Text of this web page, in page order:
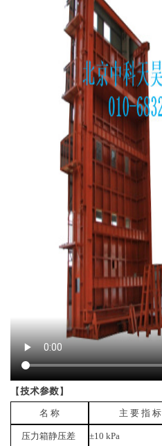
【技术参数】
名 称 主 要 指 标
压力箱静压差 ±10 kPa